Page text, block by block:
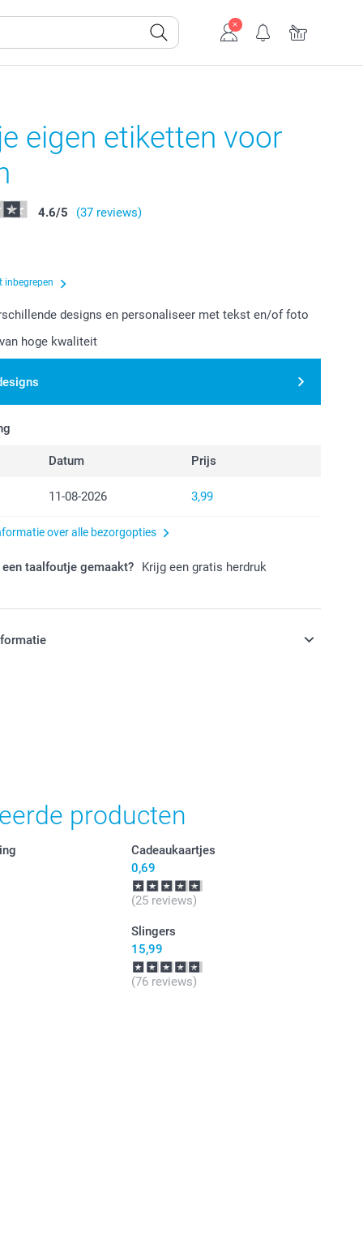
eigen etiketten voor
4.6/5 (37 reviews)
inbegrepen
designs en personaliseer met tekst en/of foto
hoge kwaliteit
Datum Prijs
11-08-2026 3,99
over alle bezorgopties
een taalfoutje gemaakt? Krijg een gratis herdruk
producten
Cadeaukaartjes
0,69
(25 reviews)
Slingers
15,99
(76 reviews)